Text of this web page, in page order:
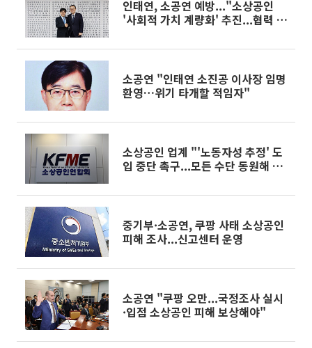
인태연, 소공연 예방..."소상공인
'사회적 가치 계량화' 추진...협력 플
소공연 "인태연 소진공 이사장 임명
환영…위기 타개할 적임자"
소상공인 업계 "'노동자성 추정' 도
입 중단 촉구...모든 수단 동원해 대
중기부·소공연, 쿠팡 사태 소상공인
피해 조사...신고센터 운영
소공연 "쿠팡 오만...국정조사 실시
·입점 소상공인 피해 보상해야"